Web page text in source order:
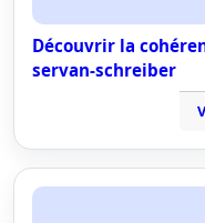
Découvrir la
servan-schreiber